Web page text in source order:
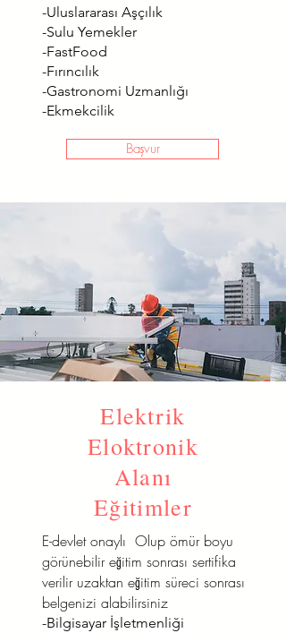
-Uluslararası Aşçılık
-Sulu Yemekler
-FastFood
-Fırıncılık
-Gastronomi Uzmanlığı
-Ekmekcilik
Başvur
Elektrik
Eloktronik
Alanı
Eğitimler
E-devlet onaylı Olup ömür boyu
görünebilir eğitim sonrası sertifika
verilir uzaktan eğitim süreci sonrası
belgenizi alabilirsiniz
-Bilgisayar İşletmenliği